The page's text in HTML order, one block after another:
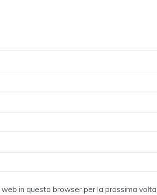
in questo browser per la prossima